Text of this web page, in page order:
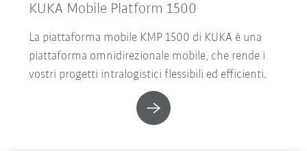
KUKA Mobile Platform 1500
La piattaforma mobile KMP 1500 di KUKA è una
piattaforma omnidirezionale mobile, che rende i
vostri progetti intralogistici flessibili ed efficienti.